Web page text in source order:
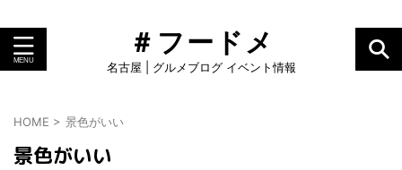
＃フードメ
名古屋 | グルメブログ イベント情報
HOME > 景色がいい
景色がいい